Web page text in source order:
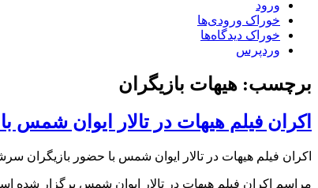
ورود
خوراک ورودی‌ها
خوراک دیدگاه‌ها
وردپرس
برچسب: هیهات بازیگران
اکران فیلم هیهات در تالار ایوان
اکران فیلم هیهات در تالار ایوان شمس با حضور بازیگران
مراسم اکران فیلم هیهات در تالار ایوان شمس برگزار شده